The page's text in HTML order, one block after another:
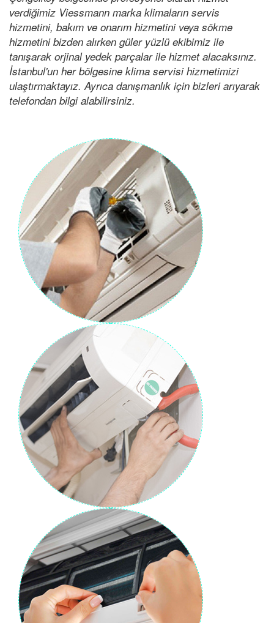
verdiğimiz Viessmann marka klimaların servis
hizmetini, bakım ve onarım hizmetini veya sökme
hizmetini bizden alırken güler yüzlü ekibimiz ile
tanışarak orjinal yedek parçalar ile hizmet alacaksınız.
İstanbul'un her bölgesine klima servisi hizmetimizi
ulaştırmaktayız. Ayrıca danışmanlık için bizleri arıyarak
telefondan bilgi alabilirsiniz.